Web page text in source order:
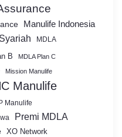
Manulife Indonesia
MDLA
B MDLA Plan C
Mission Manulife
Manulife
Manulife
Premi MDLA
XO Network